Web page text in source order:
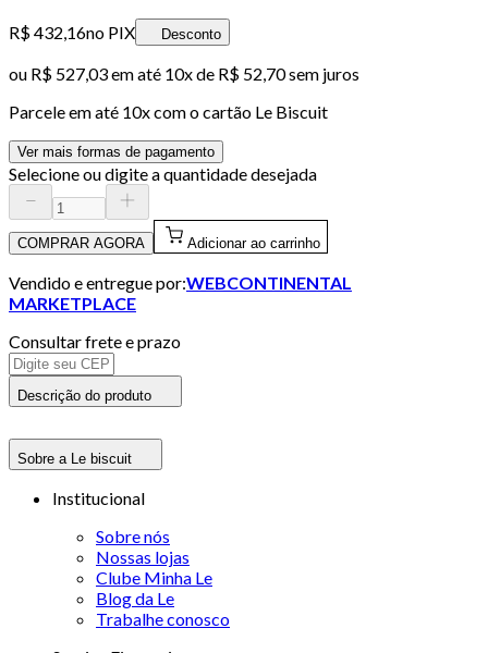
R$ 432,16no PIX Desconto
ou R$ 527,03em até 10x de R$ 52,70 sem juros
Parcele em até 10x com o cartão Le Biscuit
Ver mais formas de pagamento
Selecione ou digite a quantidade desejada
COMPRAR AGORA Adicionar ao carrinho
Vendido e entregue por:WEBCONTINENTAL
MARKETPLACE
Consultar frete e prazo
Descrição do produto
Sobre a Le biscuit
Institucional
Sobre nós
Nossas lojas
Clube Minha Le
Blog da Le
Trabalhe conosco